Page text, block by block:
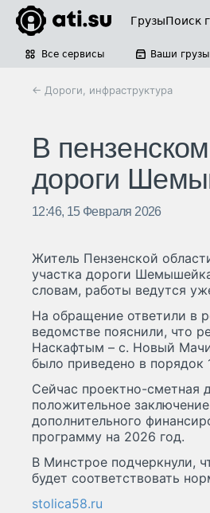
ГрузыПоиск
Все сервисы Ваши грузы
← Дороги, инфраструктура
В
дороги
12:46, 15 Февраля 2026
Житель Пензенской
участка дороги
словам, работы ведутся
На обращение ответили в
ведомстве пояснили, что
Наскафтым – с. Новый
было приведено в порядок
Сейчас проектно-сметная
положительное
дополнительного
программу на 2026 год.
В Минстрое подчеркнули,
будет соответствовать
stolica58.ru